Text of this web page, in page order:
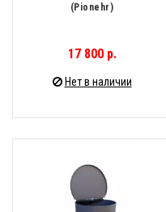
(Pionehr)
17 800 р.
Нет в наличии